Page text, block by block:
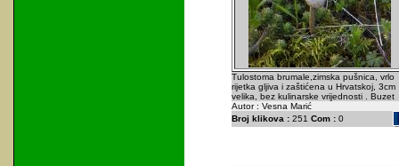
Tulostoma brumale,zimska pušnica, vrlo
rijetka gljiva i zaštićena u Hrvatskoj, 3cm
velika, bez kulinarske vrijednosti . Buzet
Autor : Vesna Marić
Broj klikova :251 Com :0